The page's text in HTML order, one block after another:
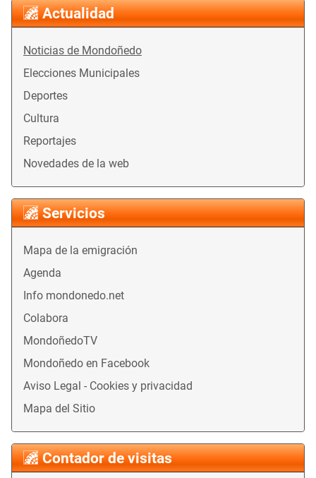
Actualidad
Noticias de Mondoñedo
Elecciones Municipales
Deportes
Cultura
Reportajes
Novedades de la web
Servicios
Mapa de la emigración
Agenda
Info mondonedo.net
Colabora
MondoñedoTV
Mondoñedo en Facebook
Aviso Legal - Cookies y privacidad
Mapa del Sitio
Contador de visitas